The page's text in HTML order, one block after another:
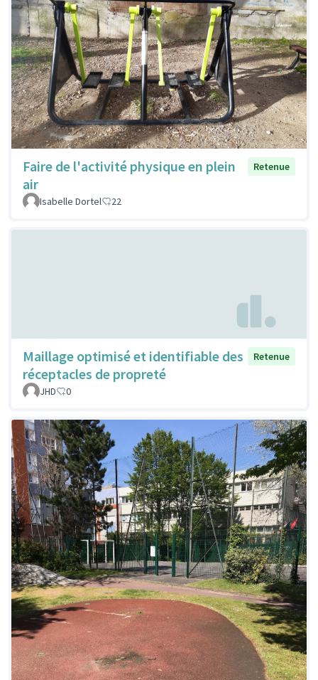
Faire de l'activité physique en plein
air
Retenue
Isabelle Dortel 22
Maillage optimisé et identifiable des
réceptacles de propreté
Retenue
JHD 0